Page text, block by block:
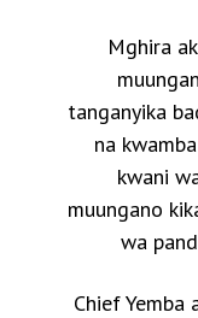
Mghira
tanganyika
na
kwani
muungano
wa
Chief Yemba